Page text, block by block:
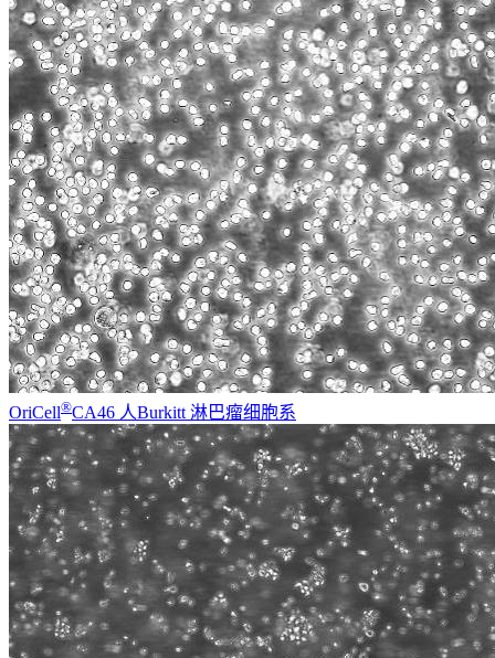
OriCell®CA46 人Burkitt 淋巴瘤细胞系